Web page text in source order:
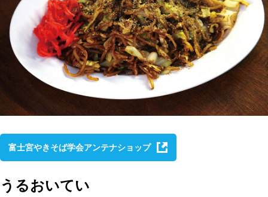
富士宮やきそば学会アンテナショップ
うるおいてい